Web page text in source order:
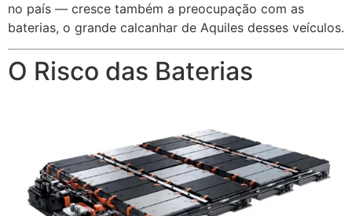
no país — cresce também a preocupação com as
baterias, o grande calcanhar de Aquiles desses veículos.
O Risco das Baterias